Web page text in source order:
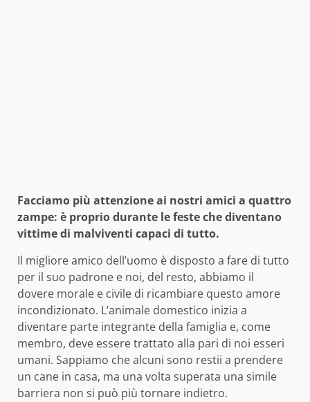
Facciamo più attenzione ai nostri amici a quattro
zampe: è proprio durante le feste che diventano
vittime di malviventi capaci di tutto.
Il migliore amico dell’uomo è disposto a fare di tutto
per il suo padrone e noi, del resto, abbiamo il
dovere morale e civile di ricambiare questo amore
incondizionato. L’animale domestico inizia a
diventare parte integrante della famiglia e, come
membro, deve essere trattato alla pari di noi esseri
umani. Sappiamo che alcuni sono restii a prendere
un cane in casa, ma una volta superata una simile
barriera non si può più tornare indietro.